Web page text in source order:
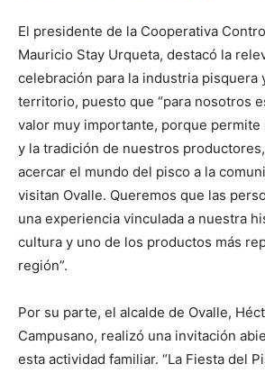
El presidente de la Cooperativa
Mauricio Stay Urqueta, destacó la
celebración para la industria pisquera
territorio, puesto que “para nosotros
valor muy importante, porque permite
y la tradición de nuestros
acercar el mundo del pisco a la
visitan Ovalle. Queremos que las
una experiencia vinculada a nuestra
cultura y uno de los productos más
región”.
Por su parte, el alcalde de Ovalle,
Campusano, realizó una invitación
esta actividad familiar. “La Fiesta del